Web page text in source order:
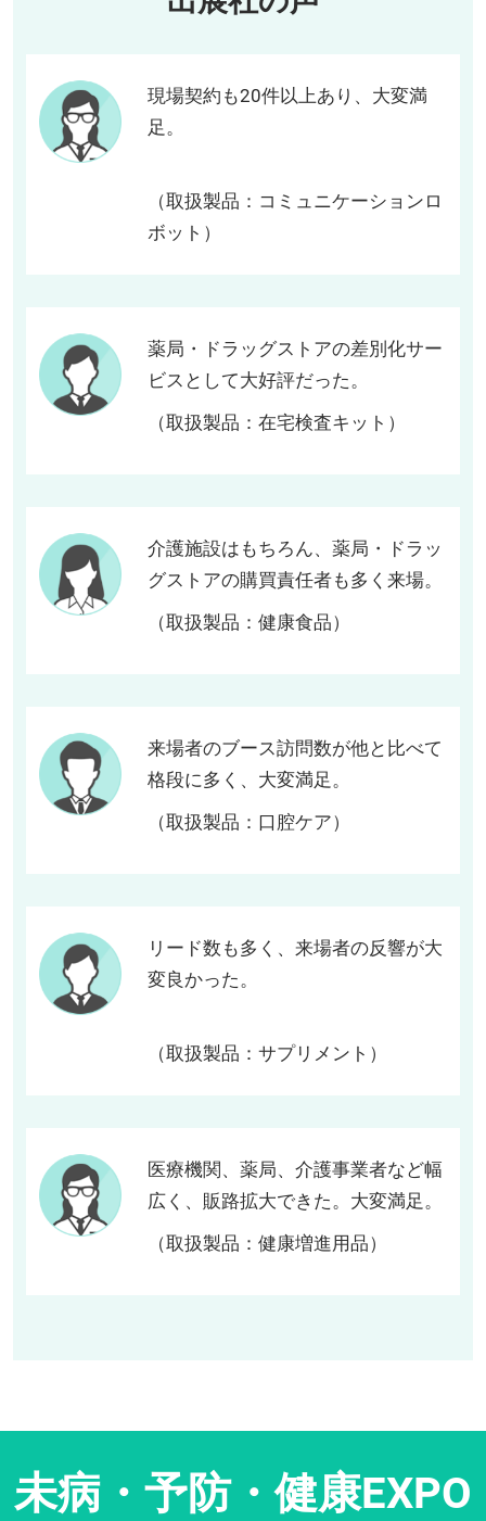
現場契約も20件以上あり、大変満
足。
（取扱製品：コミュニケーションロ
ボット）
薬局・ドラッグストアの差別化サー
ビスとして大好評だった。
（取扱製品：在宅検査キット）
介護施設はもちろん、薬局・ドラッ
グストアの購買責任者も多く来場。
（取扱製品：健康食品）
来場者のブース訪問数が他と比べて
格段に多く、大変満足。
（取扱製品：口腔ケア）
リード数も多く、来場者の反響が大
変良かった。
（取扱製品：サプリメント）
医療機関、薬局、介護事業者など幅
広く、販路拡大できた。大変満足。
（取扱製品：健康増進用品）
未病・予防・健康EXPO